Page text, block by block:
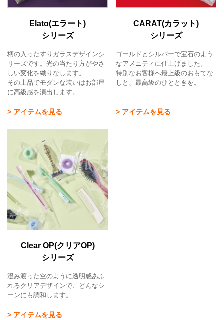
Elato(エラート)
シリーズ
柄の入ったすりガラスデザインシ
リーズです。光の当たり方がやさ
しい変化を織りなします。
その上品でモダンな装いはお部屋
に高級感を演出します。
> アイテムを見る
CARAT(カラット)
シリーズ
ゴールドとシルバーで宝石のよう
なアメニティに仕上げました。
特別なお客様へ最上級のおもてな
しと、最高級のひとときを。
> アイテムを見る
Clear OP(クリアOP)
シリーズ
澄み渡った空のように透明感あふ
れるクリアデザインで、どんなシ
ーンにも調和します。
> アイテムを見る